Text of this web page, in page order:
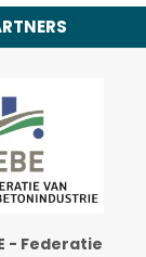
- Federatie